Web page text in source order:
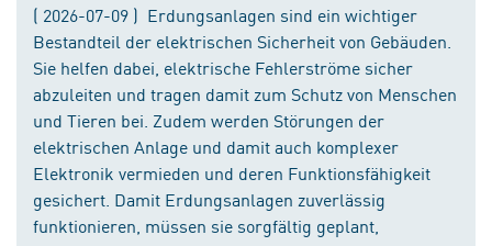
( 2026-07-09 ) Erdungsanlagen sind ein wichtiger
Bestandteil der elektrischen Sicherheit von Gebäuden.
Sie helfen dabei, elektrische Fehlerströme sicher
abzuleiten und tragen damit zum Schutz von Menschen
und Tieren bei. Zudem werden Störungen der
elektrischen Anlage und damit auch komplexer
Elektronik vermieden und deren Funktionsfähigkeit
gesichert. Damit Erdungsanlagen zuverlässig
funktionieren, müssen sie sorgfältig geplant,